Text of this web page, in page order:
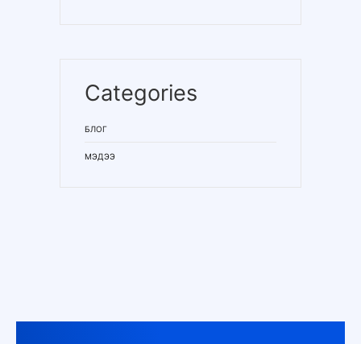
Categories
БЛОГ
МЭДЭЭ